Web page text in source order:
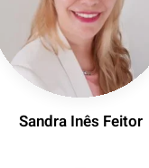
Sandra Inês Feitor